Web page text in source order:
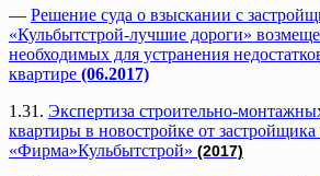
— Решение суда о взыскании с
«Кульбытстрой-лучшие дороги»
необходимых для устранения
квартире (06.2017)
1.31. Экспертиза строительно-
квартиры в новостройке от
«Фирма»Кульбытстрой» (2017)